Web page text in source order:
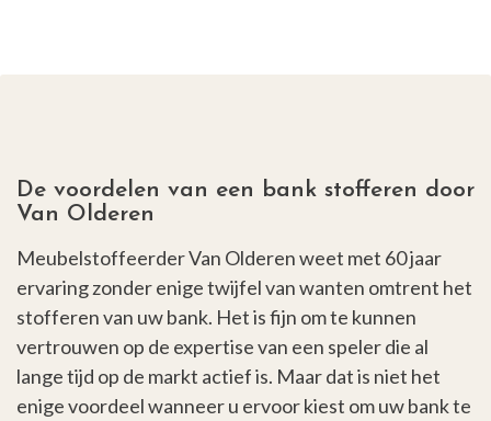
De voordelen van een bank stofferen door
Van Olderen
Meubelstoffeerder Van Olderen weet met 60 jaar
ervaring zonder enige twijfel van wanten omtrent het
stofferen van uw bank. Het is fijn om te kunnen
vertrouwen op de expertise van een speler die al
lange tijd op de markt actief is. Maar dat is niet het
enige voordeel wanneer u ervoor kiest om uw bank te